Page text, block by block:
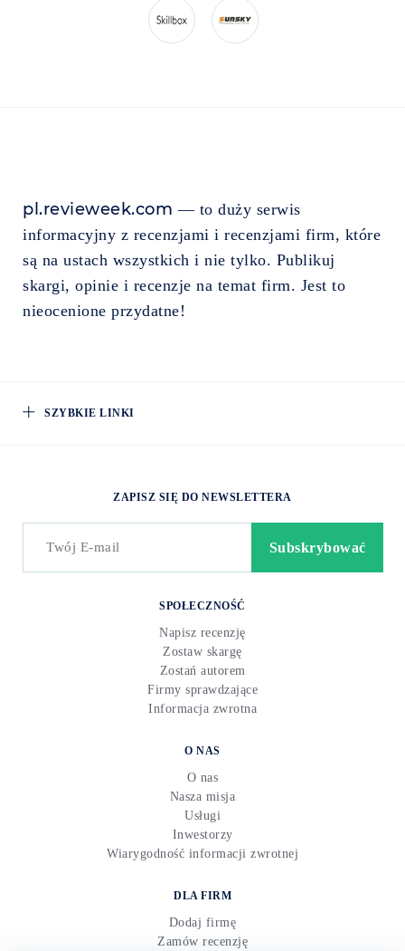
pl.revieweek.com — to duży serwis
informacyjny z recenzjami i recenzjami firm, które
są na ustach wszystkich i nie tylko. Publikuj
skargi, opinie i recenzje na temat firm. Jest to
nieocenione przydatne!
SZYBKIE LINKI
SPOŁECZNOŚĆ
Napisz recenzję
Zostaw skargę
Zostań autorem
Firmy sprawdzające
Informacja zwrotna
O NAS
O nas
Nasza misja
Usługi
Inwestorzy
Wiarygodność informacji zwrotnej
DLA FIRM
Dodaj firmę
Zamów recenzję
ZAPISZ SIĘ DO NEWSLETTERA